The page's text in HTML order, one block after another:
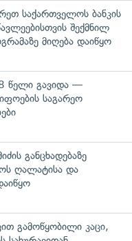
საქართველოს ბანკის
შექმნილ
მიღება დაიწყო
წელი გავიდა —
საგარეო
განცხადებაზე
ღალატისა და
გამოწყობილი კაცი,